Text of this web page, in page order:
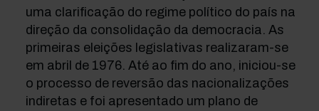
uma clarificação do regime político do país na
direção da consolidação da democracia. As
primeiras eleições legislativas realizaram-se
em abril de 1976. Até ao fim do ano, iniciou-se
o processo de reversão das nacionalizações
indiretas e foi apresentado um plano de